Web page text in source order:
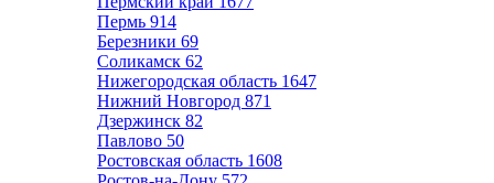
Пермь 914
Березники 69
Соликамск 62
Нижегородская область 1647
Нижний Новгород 871
Дзержинск 82
Павлово 50
Ростовская область 1608